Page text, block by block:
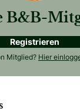
B&B-
Registrieren
Mitglied? Hier